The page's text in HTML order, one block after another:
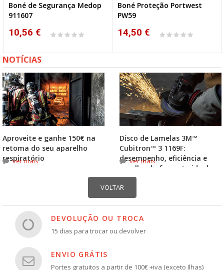
Boné de Segurança Medop
911607
10,56 €
Boné Proteção Portwest
PW59
14,50 €
NOTÍCIAS
Aproveite e ganhe 150€ na
retoma do seu aparelho
respiratório
ver mais
Disco de Lamelas 3M™
Cubitron™ 3 1169F:
desempenho, eficiência e
escolha do formato ideal
ver mais
DEVOLUÇÃO OU TROCA
15 dias para trocar ou devolver
ENVIO GRÁTIS
Portes gratuitos a partir de 100€ +iva (exceto Ilhas)